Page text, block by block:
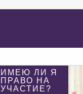
ИМЕЮ ЛИ Я
ПРАВО НА
УЧАСТИЕ?